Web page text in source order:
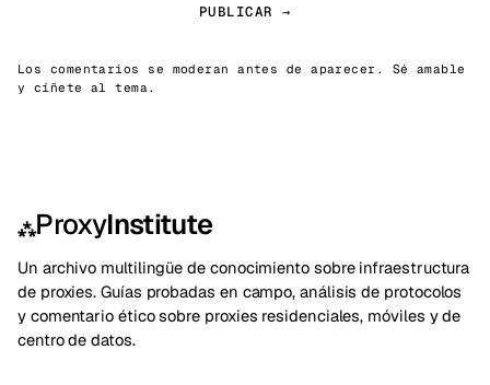
PUBLICAR →
Los comentarios se moderan antes de aparecer. Sé amable
y cíñete al tema.
⁂ProxyInstitute
Un archivo multilingüe de conocimiento sobre infraestructura
de proxies. Guías probadas en campo, análisis de protocolos
y comentario ético sobre proxies residenciales, móviles y de
centro de datos.